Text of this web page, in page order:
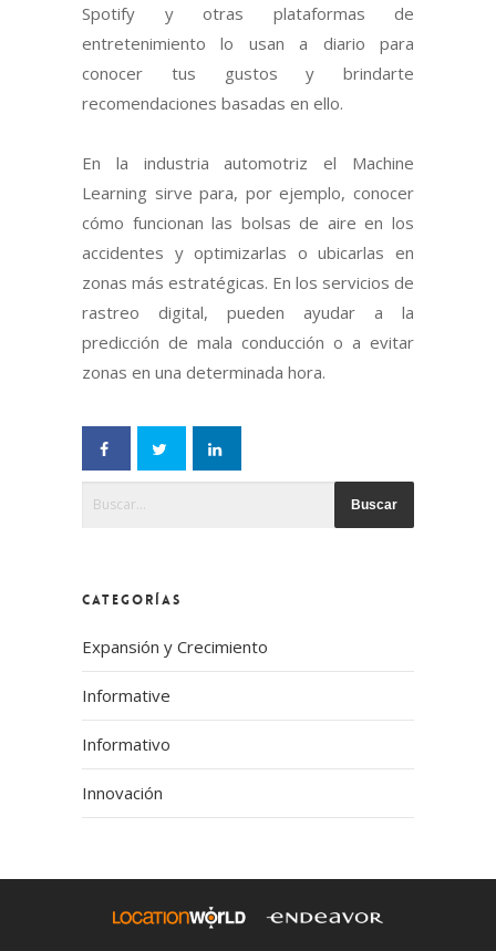
Spotify y otras plataformas de
entretenimiento lo usan a diario para
conocer tus gustos y brindarte
recomendaciones basadas en ello.
En la industria automotriz el Machine
Learning sirve para, por ejemplo, conocer
cómo funcionan las bolsas de aire en los
accidentes y optimizarlas o ubicarlas en
zonas más estratégicas. En los servicios de
rastreo digital, pueden ayudar a la
predicción de mala conducción o a evitar
zonas en una determinada hora.
Esto es un campo de búsqueda con una función de
CATEGORÍAS
Expansión y Crecimiento
Informative
Informativo
Innovación